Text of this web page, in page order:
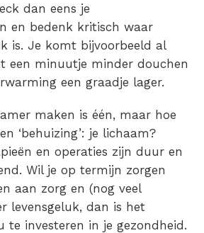
dan eens je
en bedenk kritisch waar
is. Je komt bijvoorbeeld al
een minuutje minder douchen
een graadje lager.
maken is één, maar hoe
‘behuizing’: je lichaam?
en operaties zijn duur en
Wil je op termijn zorgen
aan zorg en (nog veel
levensgeluk, dan is het
te investeren in je gezondheid.